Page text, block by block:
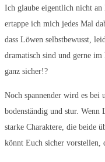
Ich glaube eigentlich nicht
ertappe ich mich jedes Mal
dass Löwen selbstbewusst,
dramatisch sind und gerne
ganz sicher!?
Noch spannender wird es bei
bodenständig und stur.
starke Charaktere, die beide
könnt Euch sicher vorstellen,